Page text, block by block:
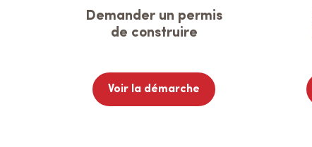
Demander un permis
de construire
Voir la démarche